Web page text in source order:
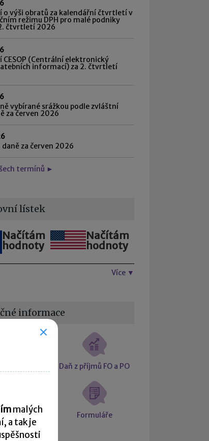
o výši obratů za kalendářní čtvrtletí v
režimu DPH pro malé podniky
čtvrtletí 2026
CESOP (Centrální elektronický
informací) za 2. čtvrtletí
vybírané srážkou podle zvláštní
za červen 2026
za červen 2026
termínů ►
lístek
Načítám
hodnoty
Načítám
hodnoty
Více ▼
informace
Daň z příjmů FO a PO
zdravotní Formuláře
malých
a tak je